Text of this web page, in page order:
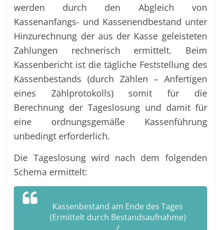
werden durch den Abgleich von
Kassenanfangs- und Kassenendbestand unter
Hinzurechnung der aus der Kasse geleisteten
Zahlungen rechnerisch ermittelt. Beim
Kassenbericht ist die tägliche Feststellung des
Kassenbestands (durch Zählen – Anfertigen
eines Zählprotokolls) somit für die
Berechnung der Tageslosung und damit für
eine ordnungsgemäße Kassenführung
unbedingt erforderlich.
Die Tageslosung wird nach dem folgenden
Schema ermittelt:
Kassenbestand am Ende des Tages
(Ermittelt durch Bestandsaufnahme)